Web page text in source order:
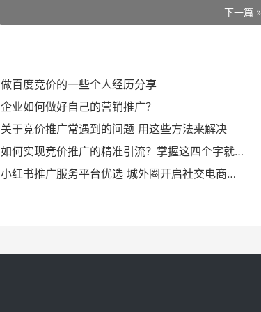
下一篇 »
做百度竞价的一些个人经历分享
企业如何做好自己的营销推广？
关于竞价推广常遇到的问题 用这些方法来解决
如何实现竞价推广的精准引流？掌握这四个字就行
小红书推广服务平台优选 城外圈开启社交电商智能营销新时代